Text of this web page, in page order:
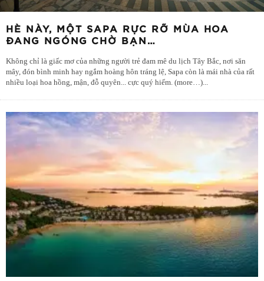
HÈ NÀY, MỘT SAPA RỰC RỠ MÙA HOA
ĐANG NGÓNG CHỜ BẠN…
Không chỉ là giấc mơ của những người trẻ đam mê du lịch Tây Bắc, nơi săn
mây, đón bình minh hay ngắm hoàng hôn tráng lệ, Sapa còn là mái nhà của rất
nhiều loại hoa hồng, mận, đỗ quyên... cực quý hiếm. (more…)...